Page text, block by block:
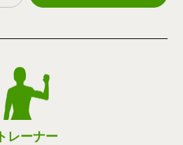
トレーナー